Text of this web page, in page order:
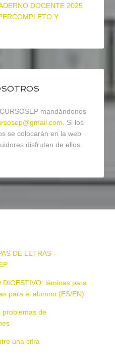
DOCENTE 2025
Y
mandándonos
. Si los
se colocarán en la web
disfruten de ellos.
DE LETRAS -
DIGESTIVO: láminas para
para el alumno (ES/EN)
problemas de
una cifra